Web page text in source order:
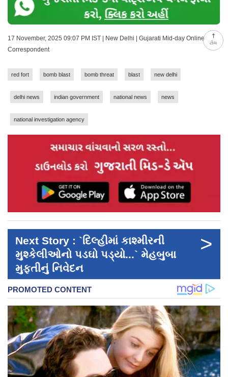
ટોચ
17 November, 2025 09:07 PM IST | New Delhi | Gujarati Mid-day Online
Correspondent
red fort bomb blast bomb threat blast new delhi
delhi news indian government national news news
national investigation agency
Next Story : `દિલ્હીમાં કાશ્મીરની
મુશ્કેલીઓનો પડઘો પડ્યો...` મેહબુબા
મુફ્તીનું નિવેદન
>